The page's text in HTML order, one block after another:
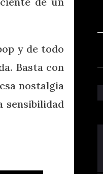
y de todo
Basta con
nostalgia
sensibilidad